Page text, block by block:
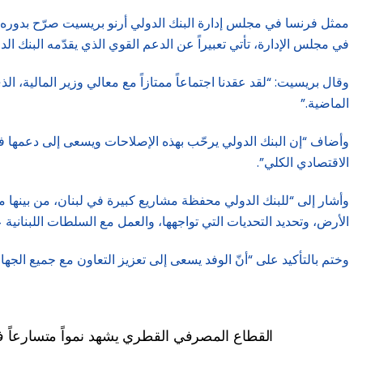
في مجلس الإدارة، تأتي تعبيراً عن الدعم القوي الذي يقدّمه البنك
وقال بريسيت: “لقد عقدنا اجتماعاً ممتازاً مع معالي وزير المالية،
الماضية.”
وأضاف “إن البنك الدولي يرحّب بهذه الإصلاحات ويسعى إلى دعمها
الاقتصادي الكلي”.
وأشار إلى “للبنك الدولي محفظة مشاريع كبيرة في لبنان، من
الأرض، وتحديد التحديات التي تواجهها، والعمل مع السلطات
وختم بالتأكيد على “أنّ الوفد يسعى إلى تعزيز التعاون مع جميع
القطاع المصرفي القطري يشهد نمواً